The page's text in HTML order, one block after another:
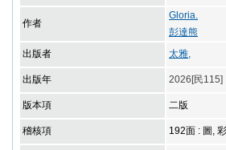
作者
Gloria.
彭達熊
出版者
太雅,
出版年 2026[民115]
版本項 二版
稽核項 192面 : 圖,